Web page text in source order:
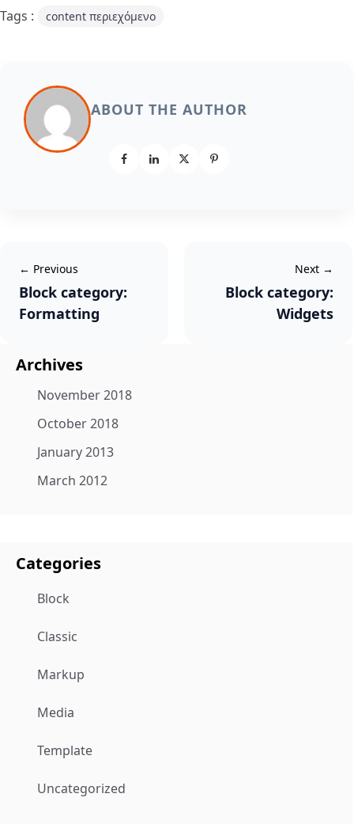
Tags : content περιεχόμενο
ABOUT THE AUTHOR
← Previous
Block category:
Formatting
Next →
Block category:
Widgets
Archives
November 2018
October 2018
January 2013
March 2012
Categories
Block
Classic
Markup
Media
Template
Uncategorized